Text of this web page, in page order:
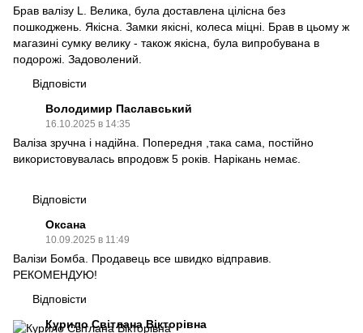
Брав валізу L. Велика, була доставлена цілісна без
пошкоджень. Якісна. Замки якісні, колеса міцні. Брав в цьому ж
магазині сумку велику - також якісна, була випробувана в
подорожі. Задоволений.
Відповісти
Володимир Паславський
16.10.2025 в 14:35
Валіза зручна і надійна. Попередня ,така сама, постійно
використовувалась впродовж 5 років. Нарікань немає.
Відповісти
Оксана
10.09.2025 в 11:49
Валізи Бомба. Продавець все швидко відправив.
РЕКОМЕНДУЮ!
Відповісти
Курило Світлана Вікторівна